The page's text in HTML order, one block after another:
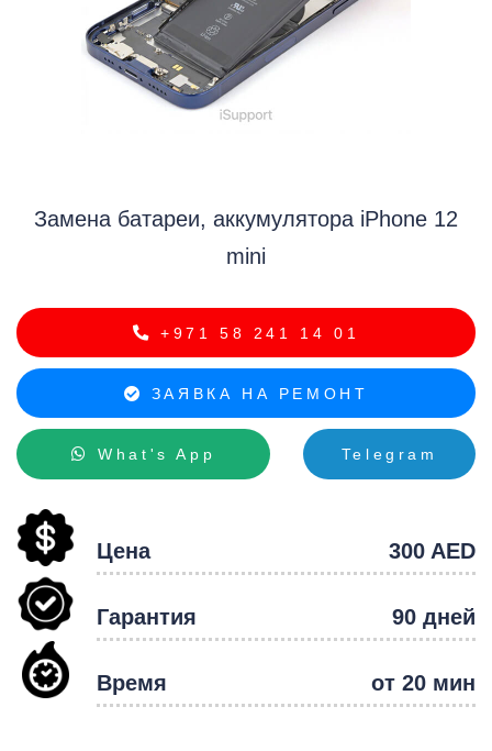
Замена батареи, аккумулятора iPhone 12
mini
+971 58 241 14 01
ЗАЯВКА НА РЕМОНТ
What's App Telegram
Цена 300 AED
Гарантия 90 дней
Время от 20 мин